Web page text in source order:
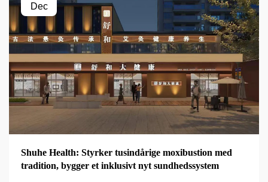
Dec
Shuhe Health: Styrker tusindårige moxibustion med
tradition, bygger et inklusivt nyt sundhedssystem